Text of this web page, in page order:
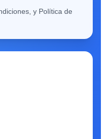
y Política de